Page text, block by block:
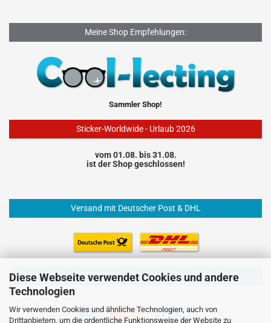
Diese Webseite verwendet Cookies und andere
Technologien
Wir verwenden Cookies und ähnliche Technologien, auch von
Drittanbietern, um die ordentliche Funktionsweise der Website zu
Meine Shop Empfehlungen:
Sammler Shop!
Sticker-Worldwide - Urlaub 2026
vom 01.08. bis 31.08.
ist der Shop geschlossen!
Versand mit Deutscher Post & DHL
Einfach und sicher Bezahlen